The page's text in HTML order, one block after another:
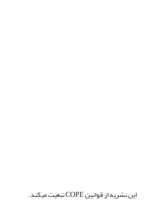
این نشریه از قوانین COPE تبعیت میکند.